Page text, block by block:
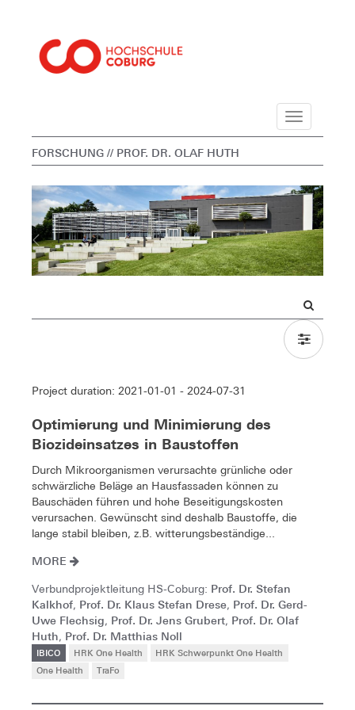
Navigation
FORSCHUNG // PROF. DR. OLAF HUTH
Project duration: 2021-01-01 - 2024-07-31
Optimierung und Minimierung des
Biozideinsatzes in Baustoffen
Durch Mikroorganismen verursachte grünliche oder
schwärzliche Beläge an Hausfassaden können zu
Bauschäden führen und hohe Beseitigungskosten
verursachen. Gewünscht sind deshalb Baustoffe, die
lange stabil bleiben, z.B. witterungsbeständige...
MORE
Verbundprojektleitung HS-Coburg: Prof. Dr. Stefan
Kalkhof, Prof. Dr. Klaus Stefan Drese, Prof. Dr. Gerd-
Uwe Flechsig, Prof. Dr. Jens Grubert, Prof. Dr. Olaf
Huth, Prof. Dr. Matthias Noll
IBICO HRK One Health
HRK Schwerpunkt One Health
One Health
TraFo